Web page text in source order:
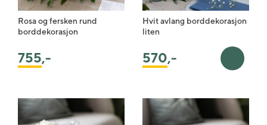
Rosa og fersken rund
borddekorasjon
755,-
Hvit avlang borddekorasjon
liten
570,- Legg i